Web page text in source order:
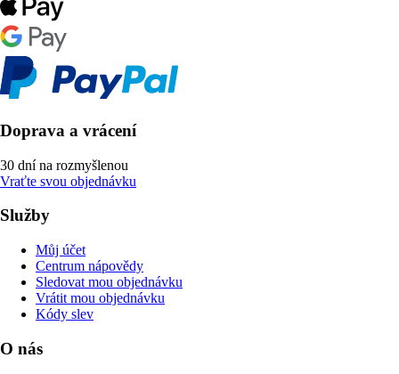
Doprava a vrácení
30 dní na rozmyšlenou
Vraťte svou objednávku
Služby
Můj účet
Centrum nápovědy
Sledovat mou objednávku
Vrátit mou objednávku
Kódy slev
O nás